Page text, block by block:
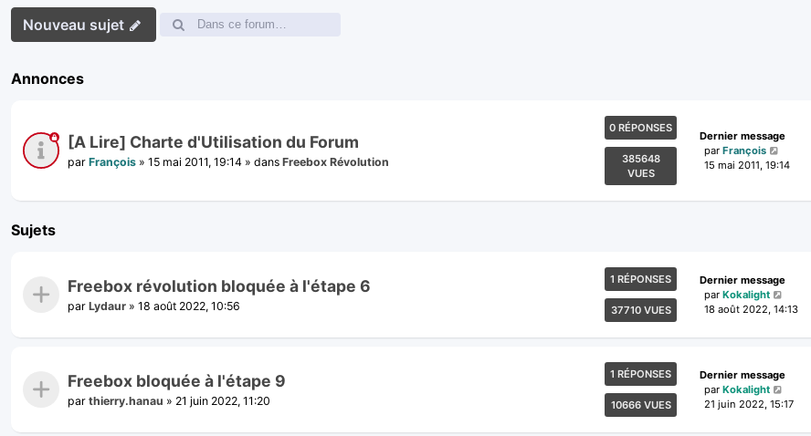
Nouveau sujet
Annonces
[A Lire] Charte d'Utilisation du Forum
par François » 15 mai 2011, 19:14 » dans Freebox Révolution
0 RÉPONSES
385648
VUES
Dernier message
par François
15 mai 2011, 19:14
Sujets
Freebox révolution bloquée à l'étape 6
par Lydaur » 18 août 2022, 10:56
1 RÉPONSES
37710 VUES
Dernier message
par Kokalight
18 août 2022, 14:13
Freebox bloquée à l'étape 9
par thierry.hanau » 21 juin 2022, 11:20
1 RÉPONSES
10666 VUES
Dernier message
par Kokalight
21 juin 2022, 15:17